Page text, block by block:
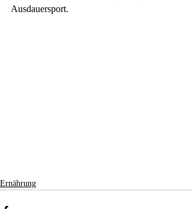
Ausdauersport.
Ernährung